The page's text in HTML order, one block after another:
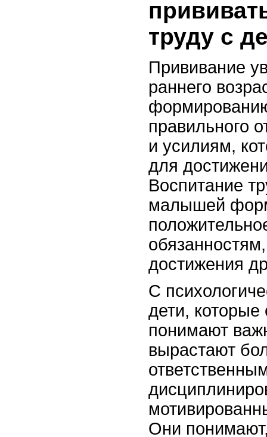
труду с
Прививание
раннего
правильного
и усилиям,
для
Воспитание
малышей
достижения
С
дети, которые
понимают
вырастают
Они